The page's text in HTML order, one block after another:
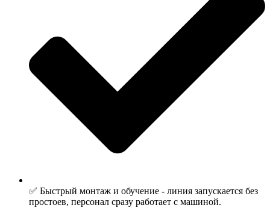
✅ Быстрый монтаж и обучение - линия запускается без
простоев, персонал сразу работает с машиной.